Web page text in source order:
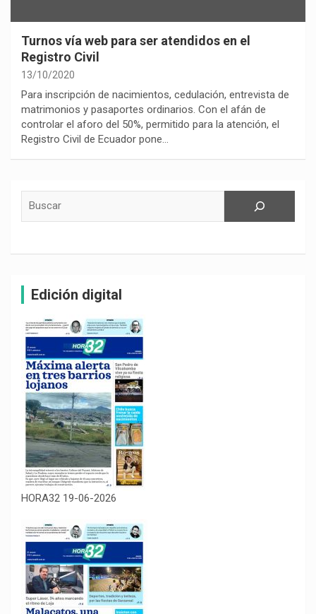
Turnos vía web para ser atendidos en el
Registro Civil
13/10/2020
Para inscripción de nacimientos, cedulación, entrevista de
matrimonios y pasaportes ordinarios. Con el afán de
controlar el aforo del 50%, permitido para la atención, el
Registro Civil de Ecuador pone…
Edición digital
HORA32 19-06-2026